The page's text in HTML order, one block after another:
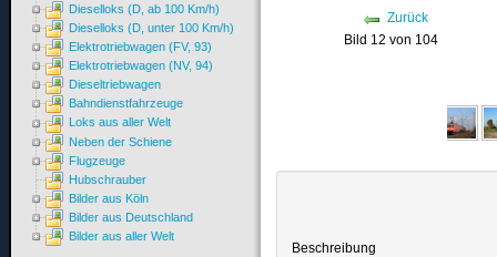
Zurück
Bild 12 von 104
Beschreibung
Dieselloks (D, ab 100 Km/h)
Dieselloks (D, unter 100 Km/h)
Elektrotriebwagen (FV, 93)
Elektrotriebwagen (NV, 94)
Dieseltriebwagen
Bahndienstfahrzeuge
Loks aus aller Welt
Neben der Schiene
Flugzeuge
Hubschrauber
Bilder aus Köln
Bilder aus Deutschland
Bilder aus aller Welt